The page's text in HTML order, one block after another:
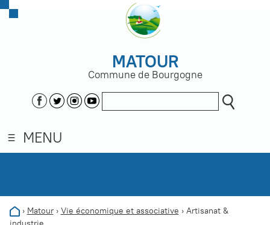
MATOUR
Commune de Bourgogne
MENU
› Matour› Vie économique et associative › Artisanat &